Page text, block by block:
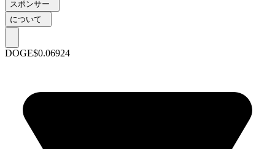
スポンサー
について
DOGE$0.06924